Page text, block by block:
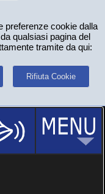
preferenze cookie dalla
qualsiasi pagina del
tramite da qui:
Rifiuta Cookie